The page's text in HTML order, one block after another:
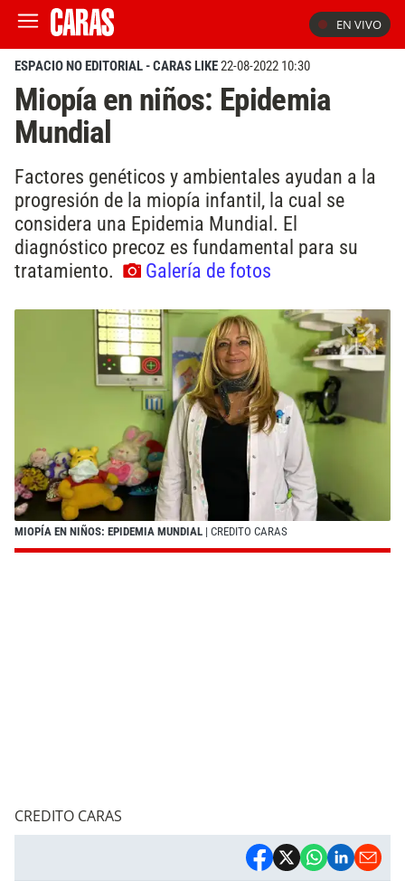
EN VIVO
ESPACIO NO EDITORIAL - CARAS LIKE22-08-2022 10:30
Miopía en niños: Epidemia
Mundial
Factores genéticos y ambientales ayudan a la
progresión de la miopía infantil, la cual se
considera una Epidemia Mundial. El
diagnóstico precoz es fundamental para su
tratamiento.
Galería de fotos
MIOPÍA EN NIÑOS: EPIDEMIA MUNDIAL | CREDITO CARAS
CREDITO CARAS